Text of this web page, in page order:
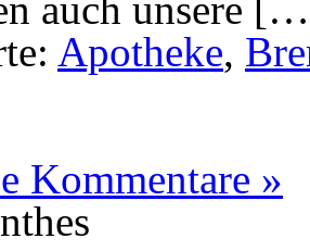
Apotheke,
Kommentare »